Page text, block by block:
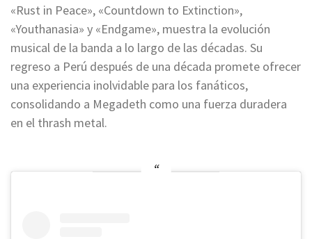
«Rust in Peace», «Countdown to Extinction»,
«Youthanasia» y «Endgame», muestra la evolución
musical de la banda a lo largo de las décadas. Su
regreso a Perú después de una década promete ofrecer
una experiencia inolvidable para los fanáticos,
consolidando a Megadeth como una fuerza duradera
en el thrash metal.